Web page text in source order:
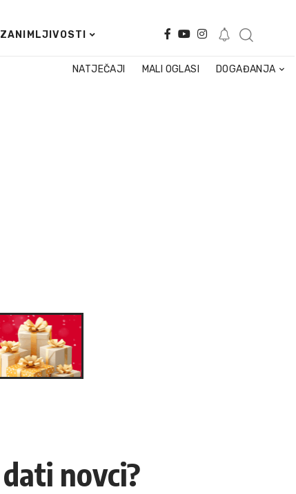
ZANIMLJIVOSTI
NATJEČAJI MALI OGLASI DOGAĐANJA
novci?